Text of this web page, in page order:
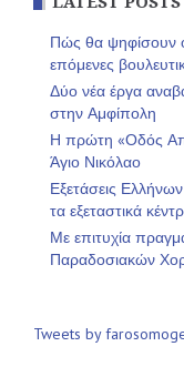
Πώς θα ψηφίσουν
επόμενες
Δύο νέα έργα
στην Αμφίπολη
Η πρώτη «Οδός
Άγιο Νικόλαο
Εξετάσεις
τα εξεταστικά
Με επιτυχία
Παραδοσιακών
Tweets by